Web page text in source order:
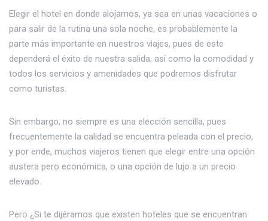
Elegir el hotel en donde alojarnos, ya sea en unas vacaciones o
para salir de la rutina una sola noche, es probablemente la
parte más importante en nuestros viajes, pues de este
dependerá el éxito de nuestra salida, así como la comodidad y
todos los servicios y amenidades que podremos disfrutar
como turistas.
Sin embargo, no siempre es una elección sencilla, pues
frecuentemente la calidad se encuentra peleada con el precio,
y por ende, muchos viajeros tienen que elegir entre una opción
austera pero económica, o una opción de lujo a un precio
elevado.
Pero ¿Si te dijéramos que existen hoteles que se encuentran